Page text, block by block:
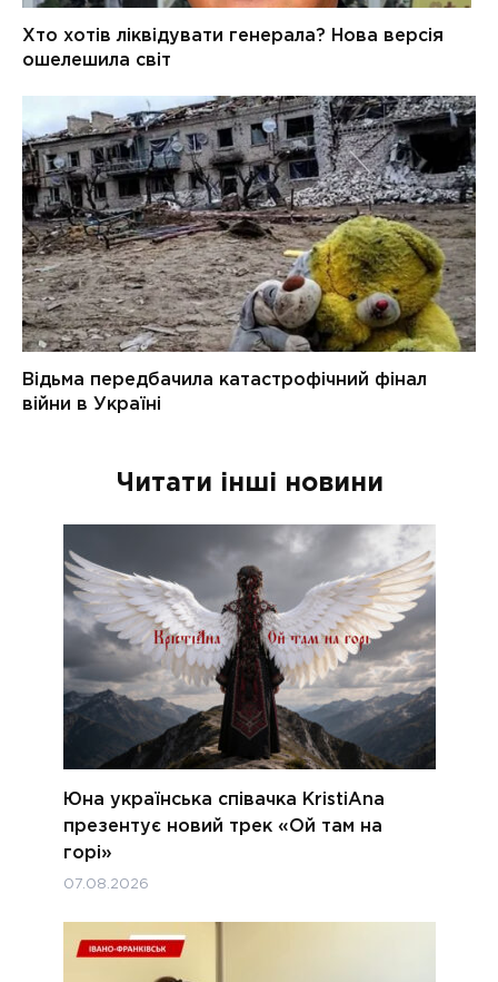
Читати інші новини
Юна українська співачка KristiAna
презентує новий трек «Ой там на
горі»
07.08.2026